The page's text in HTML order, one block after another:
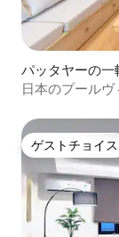
パッタヤーの一
日本のプール
ゲストチョイス
ゲストチョイス